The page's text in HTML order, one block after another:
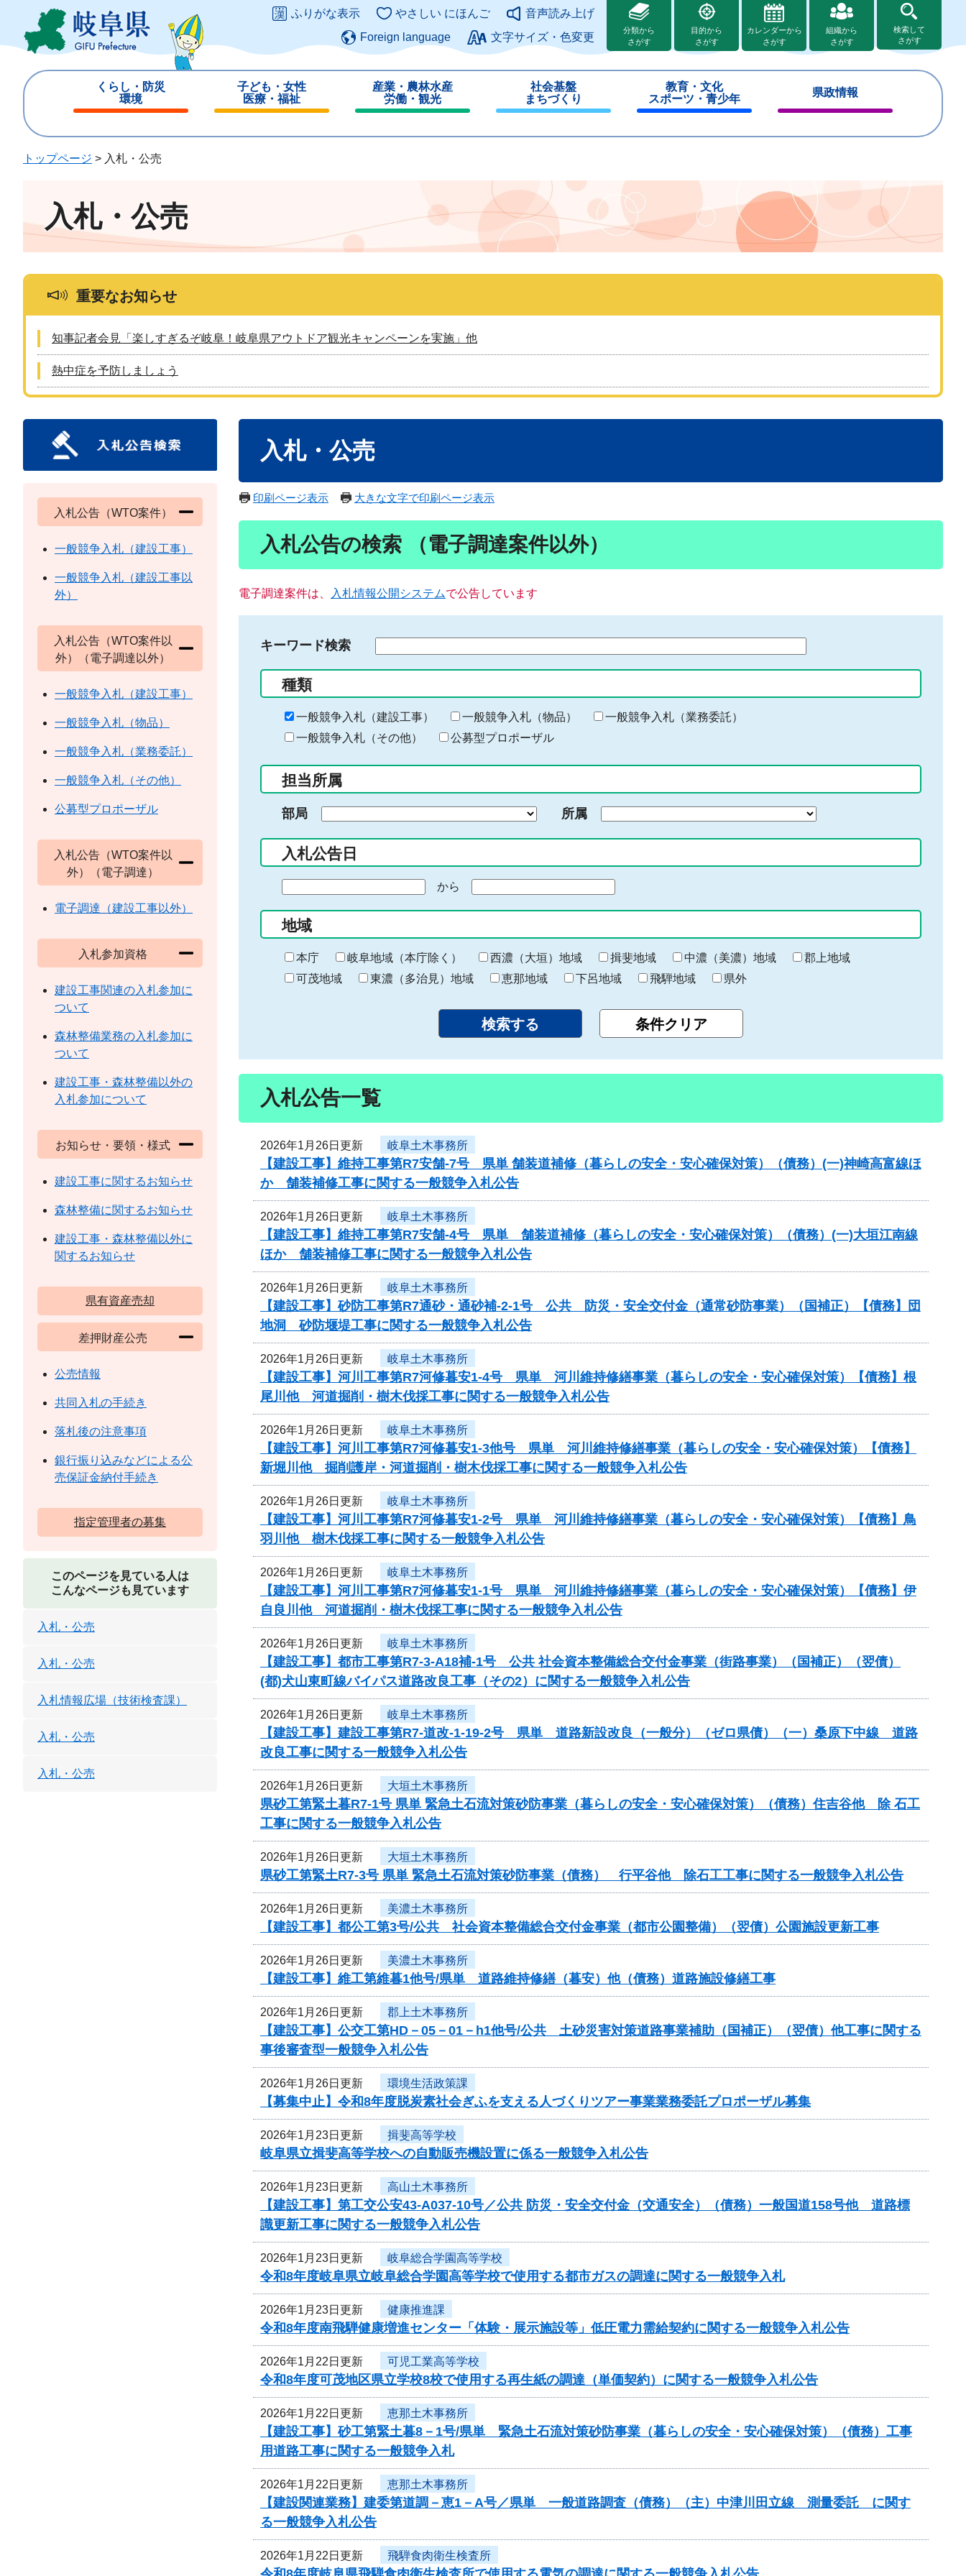
ジ
ュ
このページの本文へ
ふりがな表示 やさしい にほんご
音声読み上げ
Foreign language
文字サイズ・色変更
分類から
さがす
目的から
さがす
カレンダーから
さがす
組織から
さがす
検索して
さがす
くらし・防災
環境
じ
子ども・女性
医療・福祉
じ
産業・農林水産
労働・観光
じ
社会基盤
まちづくり
じ
教育・文化
スポーツ・青少年
じ
県政情報
じ
トップページ > 入札・公売
入札・公売
重要なお知らせ
知事記者会見「楽しすぎるぞ岐阜！岐阜県アウトドア観光キャンペーンを実施」他
熱中症を予防しましょう
入札・公売
印刷ページ表示 大きな文字で印刷ページ表示
入札公告の検索 （電子調達案件以外）
電子調達案件は、 入札情報公開システムで公告しています
キーワード検索
る
キ
ー
ー
入
力
種類
一般競争入札（建設工事） 一般競争入札（物品）
一般競争入札（業務委託）
一般競争入札（その他）
公募型プロポーザル
担当所属
部局 所属
入札公告日
の
始
ま
り
から
終
わ
り
地域
本庁 岐阜地域（本庁除く） 西濃（大垣）地域 揖斐地域 中濃（美濃）地域
郡上地域
可茂地域
東濃（多治見）地域 恵那地域 下呂地域 飛騨地域 県外
入札公告一覧
2026年1月26日更新 岐阜土木事務所
【建設工事】維持工事第R7安舗-7号 県単 舗装道補修（暮らしの安全・安心確保対策）（債務）(一)神崎高富線ほ
か 舗装補修工事に関する一般競争入札公告
2026年1月26日更新 岐阜土木事務所
【建設工事】維持工事第R7安舗-4号 県単 舗装道補修（暮らしの安全・安心確保対策）（債務）(一)大垣江南線
ほか 舗装補修工事に関する一般競争入札公告
2026年1月26日更新 岐阜土木事務所
【建設工事】砂防工事第R7通砂・通砂補-2-1号 公共 防災・安全交付金（通常砂防事業）（国補正）【債務】団
地洞 砂防堰堤工事に関する一般競争入札公告
2026年1月26日更新 岐阜土木事務所
【建設工事】河川工事第R7河修暮安1-4号 県単 河川維持修繕事業（暮らしの安全・安心確保対策）【債務】根
尾川他 河道掘削・樹木伐採工事に関する一般競争入札公告
2026年1月26日更新 岐阜土木事務所
【建設工事】河川工事第R7河修暮安1-3他号 県単 河川維持修繕事業（暮らしの安全・安心確保対策）【債務】
新堀川他 掘削護岸・河道掘削・樹木伐採工事に関する一般競争入札公告
2026年1月26日更新 岐阜土木事務所
【建設工事】河川工事第R7河修暮安1-2号 県単 河川維持修繕事業（暮らしの安全・安心確保対策）【債務】鳥
羽川他 樹木伐採工事に関する一般競争入札公告
2026年1月26日更新 岐阜土木事務所
【建設工事】河川工事第R7河修暮安1-1号 県単 河川維持修繕事業（暮らしの安全・安心確保対策）【債務】伊
自良川他 河道掘削・樹木伐採工事に関する一般競争入札公告
2026年1月26日更新 岐阜土木事務所
【建設工事】都市工事第R7-3-A18補-1号 公共 社会資本整備総合交付金事業（街路事業）（国補正）（翌債）
(都)犬山東町線バイパス道路改良工事（その2）に関する一般競争入札公告
2026年1月26日更新 岐阜土木事務所
【建設工事】建設工事第R7-道改-1-19-2号 県単 道路新設改良（一般分）（ゼロ県債）（一）桑原下中線 道路
改良工事に関する一般競争入札公告
2026年1月26日更新 大垣土木事務所
県砂工第緊土暮R7-1号 県単 緊急土石流対策砂防事業（暮らしの安全・安心確保対策）（債務）住吉谷他 除 石工
工事に関する一般競争入札公告
2026年1月26日更新 大垣土木事務所
県砂工第緊土R7-3号 県単 緊急土石流対策砂防事業（債務） 行平谷他 除石工工事に関する一般競争入札公告
2026年1月26日更新 美濃土木事務所
【建設工事】都公工第3号/公共 社会資本整備総合交付金事業（都市公園整備）（翌債）公園施設更新工事
2026年1月26日更新 美濃土木事務所
【建設工事】維工第維暮1他号/県単 道路維持修繕（暮安）他（債務）道路施設修繕工事
2026年1月26日更新 郡上土木事務所
【建設工事】公交工第HD－05－01－h1他号/公共 土砂災害対策道路事業補助（国補正）（翌債）他工事に関する
事後審査型一般競争入札公告
2026年1月26日更新 環境生活政策課
【募集中止】令和8年度脱炭素社会ぎふを支える人づくりツアー事業業務委託プロポーザル募集
2026年1月23日更新 揖斐高等学校
岐阜県立揖斐高等学校への自動販売機設置に係る一般競争入札公告
2026年1月23日更新 高山土木事務所
【建設工事】第工交公安43-A037-10号／公共 防災・安全交付金（交通安全）（債務）一般国道158号他 道路標
識更新工事に関する一般競争入札公告
2026年1月23日更新 岐阜総合学園高等学校
令和8年度岐阜県立岐阜総合学園高等学校で使用する都市ガスの調達に関する一般競争入札
2026年1月23日更新 健康推進課
令和8年度南飛騨健康増進センター「体験・展示施設等」低圧電力需給契約に関する一般競争入札公告
2026年1月22日更新 可児工業高等学校
令和8年度可茂地区県立学校8校で使用する再生紙の調達（単価契約）に関する一般競争入札公告
2026年1月22日更新 恵那土木事務所
【建設工事】砂工第緊土暮8－1号/県単 緊急土石流対策砂防事業（暮らしの安全・安心確保対策）（債務）工事
用道路工事に関する一般競争入札
2026年1月22日更新 恵那土木事務所
【建設関連業務】建委第道調－恵1－A号／県単 一般道路調査（債務）（主）中津川田立線 測量委託 に関す
る一般競争入札公告
2026年1月22日更新 飛騨食肉衛生検査所
入札公告（WTO案件）
一般競争入札（建設工事）
一般競争入札（建設工事以
外）
入札公告（WTO案件以
外）（電子調達以外）
一般競争入札（建設工事）
一般競争入札（物品）
一般競争入札（業務委託）
一般競争入札（その他）
公募型プロポーザル
入札公告（WTO案件以
外）（電子調達）
電子調達（建設工事以外）
入札参加資格
建設工事関連の入札参加に
ついて
森林整備業務の入札参加に
ついて
建設工事・森林整備以外の
入札参加について
お知らせ・要領・様式
建設工事に関するお知らせ
森林整備に関するお知らせ
建設工事・森林整備以外に
関するお知らせ
県有資産売却
差押財産公売
公売情報
共同入札の手続き
落札後の注意事項
銀行振り込みなどによる公
売保証金納付手続き
指定管理者の募集
このページを見ている人は
こんなページも見ています
入札・公売
入札・公売
入札情報広場（技術検査課）
入札・公売
入札・公売